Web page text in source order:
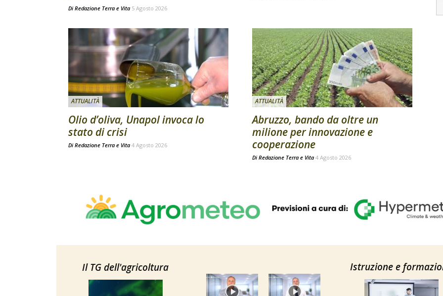
Di Redazione Terra e Vita 5 Agosto 2026
ATTUALITÀ
Olio d’oliva, Unapol invoca lo
stato di crisi
Di Redazione Terra e Vita 4 Agosto 2026
ATTUALITÀ
Abruzzo, bando da oltre un
milione per innovazione e
cooperazione
Di Redazione Terra e Vita 4 Agosto 2026
Il TG dell'agricoltura Istruzione e